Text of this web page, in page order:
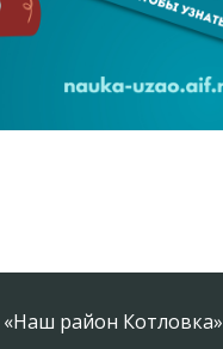
район Котловка»